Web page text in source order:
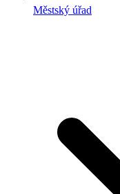
Městský úřad